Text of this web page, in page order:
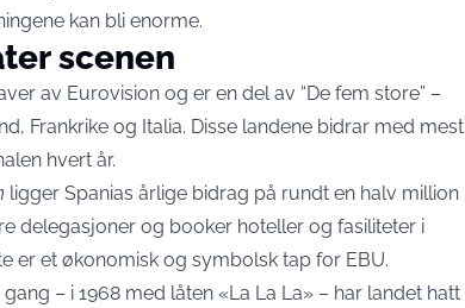
kan bli enorme.
scenen
av Eurovision og er en del av “De fem store” –
Frankrike og Italia. Disse landene bidrar med mest
hvert år.
ligger Spanias årlige bidrag på rundt en halv million
delegasjoner og booker hoteller og fasiliteter i
er et økonomisk og symbolsk tap for EBU.
– i 1968 med låten «La La La» – har landet hatt